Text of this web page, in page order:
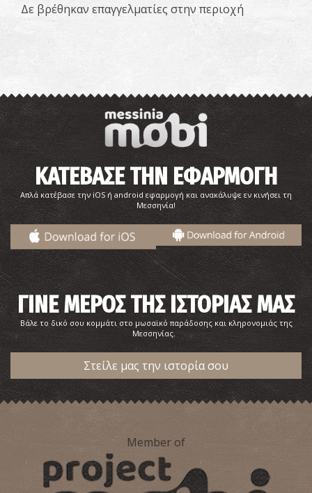
Δε βρέθηκαν επαγγελματίες στην περιοχή
ΚΑΤΕΒΑΣΕ ΤΗΝ ΕΦΑΡΜΟΓΗ
Απλά κατέβασε την iOS ή android εφαρμογή και ανακάλυψε εν κινήσει τη
Μεσσηνία!
ΓΙΝΕ ΜΕΡΟΣ ΤΗΣ ΙΣΤΟΡΙΑΣ ΜΑΣ
Βάλε το δικό σου κομμάτι στο μωσαϊκό παράδοσης και κληρονομιάς της
Μεσσηνίας.
Στείλε μας την ιστορία σου
Member of